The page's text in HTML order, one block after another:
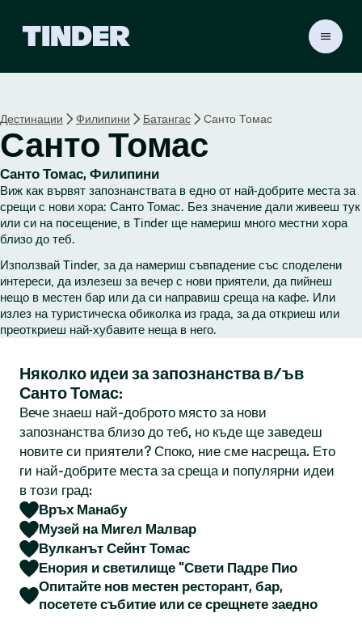
r
Н
а
ч
а
л
о
Дестинации Филипини Батангас Санто Томас
Санто Томас
Санто Томас, Филипини
Виж как вървят запознанствата в едно от най-добрите места за
срещи с нови хора: Санто Томас. Без значение дали живееш тук
или си на посещение, в Tinder ще намериш много местни хора
близо до теб.
Използвай Tinder, за да намериш съвпадение със споделени
интереси, да излезеш за вечер с нови приятели, да пийнеш
нещо в местен бар или да си направиш среща на кафе. Или
излез на туристическа обиколка из града, за да откриеш или
преоткриеш най-хубавите неща в него.
Няколко идеи за запознанства в/ъв
Санто Томас:
Вече знаеш най-доброто място за нови
запознанства близо до теб, но къде ще заведеш
новите си приятели? Споко, ние сме насреща. Ето
ги най-добрите места за среща и популярни идеи
в този град:
Връх Манабу
Музей на Мигел Малвар
Вулканът Сейнт Томас
Енория и светилище "Свети Падре Пио
Опитайте нов местен ресторант, бар,
посетете събитие или се срещнете заедно